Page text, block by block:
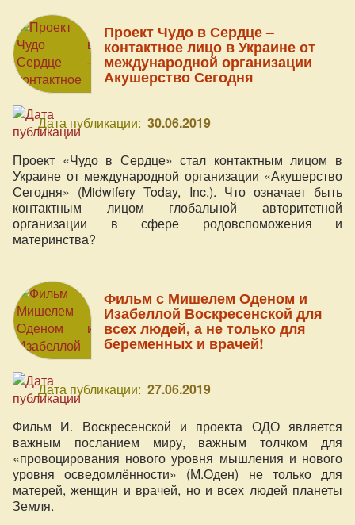
Проект Чудо в Сердце –
контактное лицо в Украине от
международной организации
Акушерство Сегодня
Дата публикации: 30.06.2019
Проект «Чудо в Сердце» стал контактным лицом в
Украине от международной организации «Акушерство
Сегодня» (Midwifery Today, Inc.). Что означает быть
контактным лицом глобальной авторитетной
организации в сфере родовспоможения и
материнства?
Фильм с Мишелем Оденом и
Изабеллой Воскресенской для
всех людей, а не только для
беременных и врачей!
Дата публикации: 27.06.2019
Фильм И. Воскресенской и проекта ОДО является
важным посланием миру, важным толчком для
«провоцирования нового уровня мышления и нового
уровня осведомлённости» (М.Оден) не только для
матерей, женщин и врачей, но и всех людей планеты
Земля.